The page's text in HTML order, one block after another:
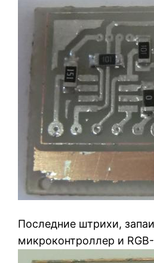
Последние штрихи,
микроконтроллер и